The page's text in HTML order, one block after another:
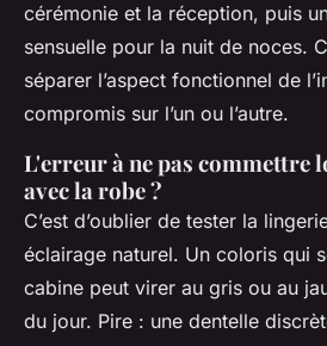
cérémonie et la réception, puis
sensuelle pour la nuit de noces.
séparer l’aspect fonctionnel de
compromis sur l’un ou l’autre.
L'erreur à ne pas commettre
avec la robe ?
C’est d’oublier de tester la
éclairage naturel. Un coloris qui
cabine peut virer au gris ou au
du jour. Pire : une dentelle